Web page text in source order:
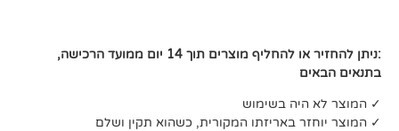
:ניתן להחזיר או להחליף מוצרים תוך 14 יום ממועד הרכישה,
בשימוש
המקורית, כשהוא תקין ושלם